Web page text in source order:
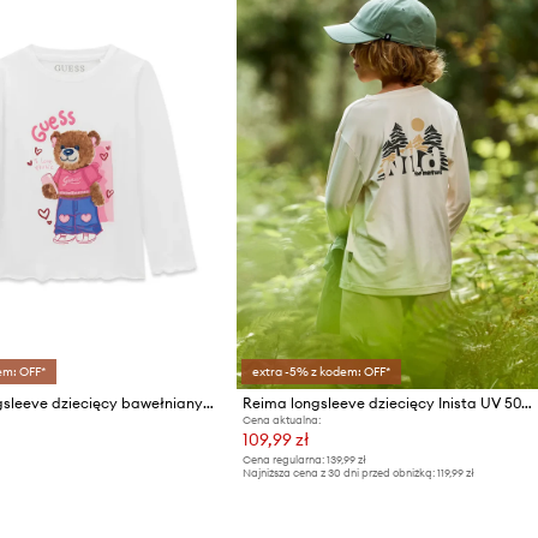
OFF*
Guess longsleeve dziecięcy bawełniany z elastanem
extra -5% z kodem: OFF*
Reima longsleeve dziecięcy Inista UV 50+
Cena aktualna:
109,99 zł
Cena regularna: 139,99 zł
Najniższa cena z 30 dni przed obniżką: 119,99 zł